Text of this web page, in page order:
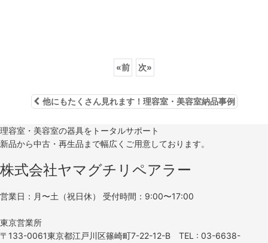
«前 次»
他にもたくさん見れます！理容室・美容室納品事例
理容室・美容室の器具をトータルサポート
新品から中古・再生品まで幅広くご用意しております。
株式会社ヤマグチリペアラー
営業日：月〜土（祝日休） 受付時間：9:00〜17:00
東京営業所
〒133-0061東京都江戸川区篠崎町7-22-12-B TEL : 03-6638-